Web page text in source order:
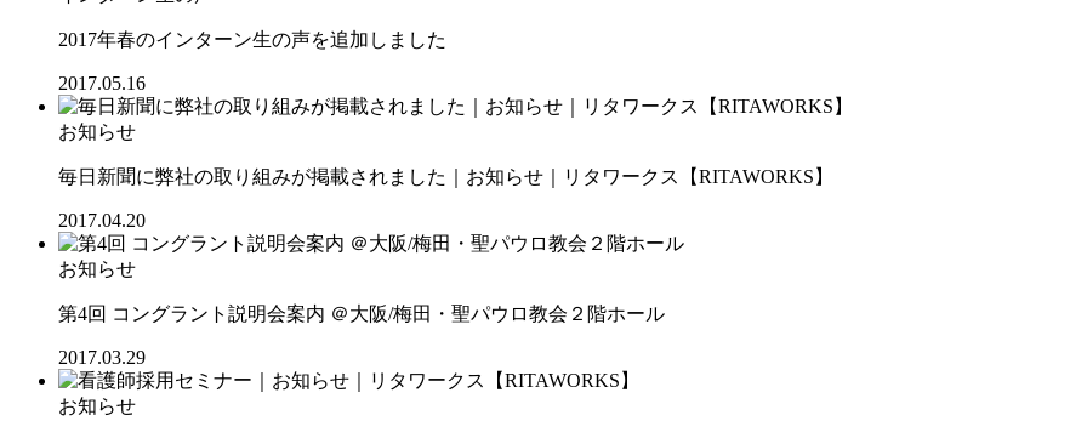
2017年春のインターン生の声を追加しました
2017.05.16
お知らせ
毎日新聞に弊社の取り組みが掲載されました｜お知らせ｜リタワークス【RITAWORKS】
2017.04.20
お知らせ
第4回 コングラント説明会案内 ＠大阪/梅田・聖パウロ教会２階ホール
2017.03.29
お知らせ